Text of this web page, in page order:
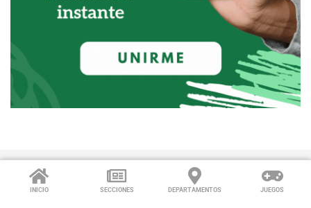
INICIO SECCIONES DEPARTAMENTOS JUEGOS